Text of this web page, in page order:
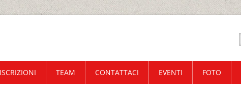
ISCRIZIONI TEAM CONTATTACI EVENTI FOTO